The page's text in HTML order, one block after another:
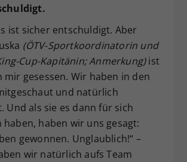
ist sicher entschuldigt. Aber
(ÖTV-Sportkoordinatorin und
Cup-Kapitänin; Anmerkung)ist
mir gesessen. Wir haben in den
und natürlich
Und als sie es dann für sich
haben, haben wir uns gesagt:
gewonnen. Unglaublich!“ –
wir natürlich aufs Team